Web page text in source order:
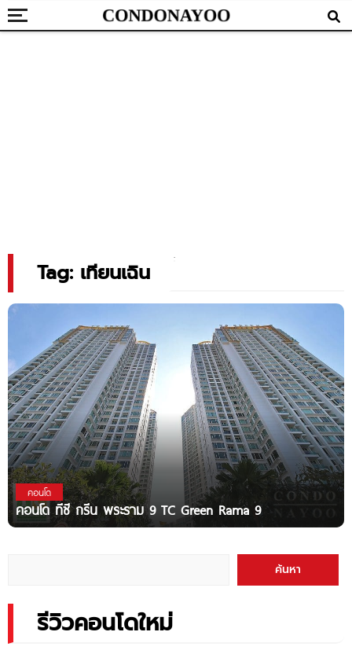
Tag: เทียนเฉิน
คอนโด
คอนโด ทีซี กรีน พระราม 9 TC Green Rama 9
ค้นหา
รีวิวคอนโดใหม่